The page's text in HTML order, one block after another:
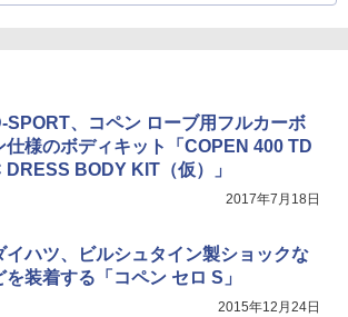
SPORT、コペン ローブ用フルカーボ
仕様のボディキット「COPEN 400 TD
DRESS BODY KIT（仮）」
2017年7月18日
イハツ、ビルシュタイン製ショックな
を装着する「コペン セロ S」
2015年12月24日